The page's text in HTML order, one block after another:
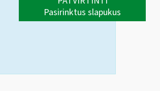
Pasirinktus slapukus